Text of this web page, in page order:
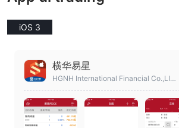
iOS 3
横华易星
HGNH International Financial Co.,LIMI